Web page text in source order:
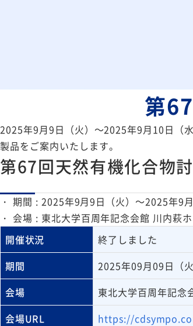
第
2025年9月9日（火）～2025年9月10日（
製品をご案内いたします。
第67回天然有機化合物
・ 期間 : 2025年9月9日（火）～2025年9月
・ 会場 : 東北大学百周年記念会館 川内萩
開催状況
終了しました
期間
2025年09月09日（
会場
東北大学百周年記念
会場URL
https://